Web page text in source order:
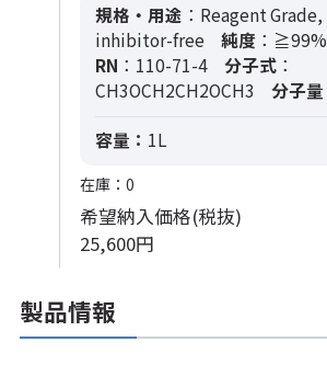
規格・用途 ：Reagent Grade,
inhibitor-free
純度 ：≧99%
RN ：110-71-4 分子式 ：
CH3OCH2CH2OCH3
分子量
容量： 1L
在庫：0
希望納入価格(税抜)
25,600円
製品情報